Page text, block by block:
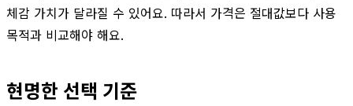
체감 가치가 달라질 수 있어요. 따라서 가격은 절대값보다 사용
목적과 비교해야 해요.
현명한 선택 기준